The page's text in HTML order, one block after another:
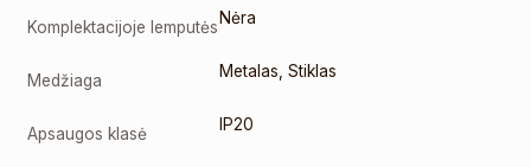
Komplektacijoje lemputės Nėra
Medžiaga Metalas ,Stiklas
Apsaugos klasė IP20